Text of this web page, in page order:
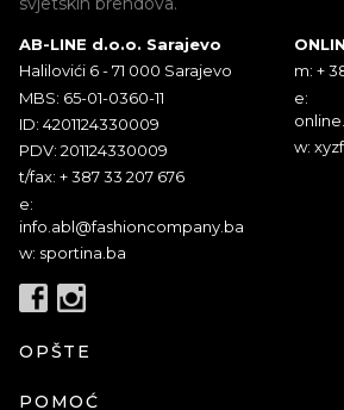
AB-LINE d.o.o. Sarajevo
Halilovići 6 - 71 000 Sarajevo
MBS: 65-01-0360-11
ID: 4201124330009
PDV: 201124330009
t/fax: + 387 33 207 676
e:
info.abl@fashioncompany.ba
w: sportina.ba
m: +
e:
w:
OPŠTE
POMOĆ